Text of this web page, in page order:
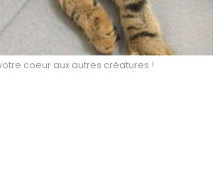
coeur aux autres créatures !